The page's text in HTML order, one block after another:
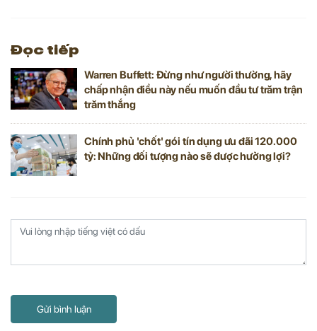
Đọc tiếp
Warren Buffett: Đừng như người thường, hãy
chấp nhận điều này nếu muốn đầu tư trăm trận
trăm thắng
Chính phủ 'chốt' gói tín dụng ưu đãi 120.000
tỷ: Những đối tượng nào sẽ được hưởng lợi?
Gửi bình luận